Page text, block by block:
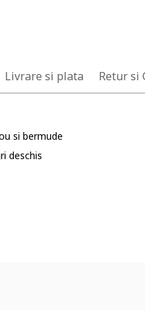
Livrare si plata Retur si
si bermude
deschis